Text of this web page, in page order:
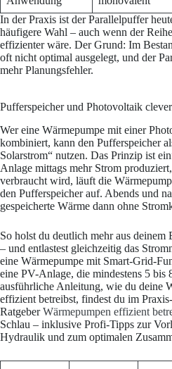
In der Praxis ist der Parallelpuffer
häufigere Wahl – auch wenn der
effizienter wäre. Der Grund: Im
oft nicht optimal ausgelegt, und der
mehr Planungsfehler.
Pufferspeicher und Photovoltaik
Wer eine Wärmepumpe mit einer
kombiniert, kann den Pufferspeicher
Solarstrom“ nutzen. Das Prinzip ist
Anlage mittags mehr Strom
verbraucht wird, läuft die
den Pufferspeicher auf. Abends und
gespeicherte Wärme dann ohne
So holst du deutlich mehr aus deinem
– und entlastest gleichzeitig das
eine Wärmepumpe mit Smart-Grid-
eine PV-Anlage, die mindestens 5 bis
ausführliche Anleitung, wie du deine
effizient betreibst, findest du im Praxis-
RatgeberWärmepumpen effizient
Schlau – inklusive Profi-Tipps zur
Hydraulik und zum optimalen